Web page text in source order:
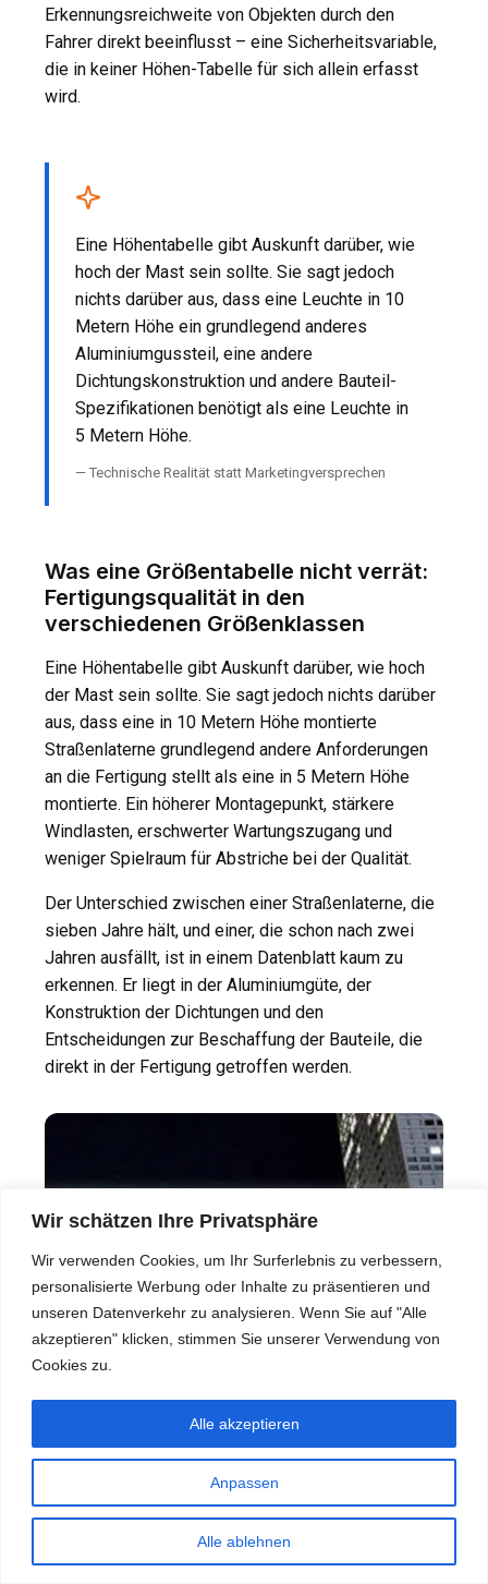
Wir schätzen Ihre Privatsphäre
Wir verwenden Cookies, um Ihr Surferlebnis zu verbessern,
personalisierte Werbung oder Inhalte zu präsentieren und
unseren Datenverkehr zu analysieren. Wenn Sie auf "Alle
akzeptieren" klicken, stimmen Sie unserer Verwendung von
Cookies zu.
Anpassen
Alle ablehnen
Alle akzeptieren
Erkennungsreichweite von Objekten durch den
Fahrer direkt beeinflusst – eine Sicherheitsvariable,
die in keiner Höhen-Tabelle für sich allein erfasst
wird.
Eine Höhentabelle gibt Auskunft darüber, wie
hoch der Mast sein sollte. Sie sagt jedoch
nichts darüber aus, dass eine Leuchte in 10
Metern Höhe ein grundlegend anderes
Aluminiumgussteil, eine andere
Dichtungskonstruktion und andere Bauteil-
Spezifikationen benötigt als eine Leuchte in
5 Metern Höhe.
— Technische Realität statt Marketingversprechen
Was eine Größentabelle nicht verrät:
Fertigungsqualität in den
verschiedenen Größenklassen
Eine Höhentabelle gibt Auskunft darüber, wie hoch
der Mast sein sollte. Sie sagt jedoch nichts darüber
aus, dass eine in 10 Metern Höhe montierte
Straßenlaterne grundlegend andere Anforderungen
an die Fertigung stellt als eine in 5 Metern Höhe
montierte. Ein höherer Montagepunkt, stärkere
Windlasten, erschwerter Wartungszugang und
weniger Spielraum für Abstriche bei der Qualität.
Der Unterschied zwischen einer Straßenlaterne, die
sieben Jahre hält, und einer, die schon nach zwei
Jahren ausfällt, ist in einem Datenblatt kaum zu
erkennen. Er liegt in der Aluminiumgüte, der
Konstruktion der Dichtungen und den
Entscheidungen zur Beschaffung der Bauteile, die
direkt in der Fertigung getroffen werden.